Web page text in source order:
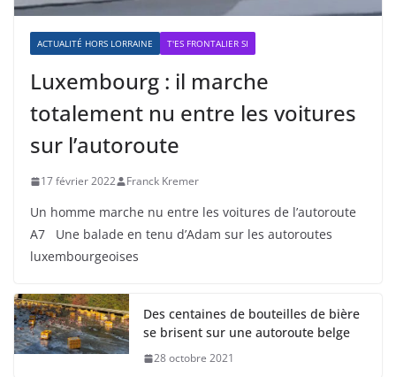
ACTUALITÉ HORS LORRAINE T'ES FRONTALIER SI
Luxembourg : il marche
totalement nu entre les voitures
sur l’autoroute
17 février 2022 Franck Kremer
Un homme marche nu entre les voitures de l’autoroute
A7 Une balade en tenu d’Adam sur les autoroutes
luxembourgeoises
Des centaines de bouteilles de bière
se brisent sur une autoroute belge
28 octobre 2021